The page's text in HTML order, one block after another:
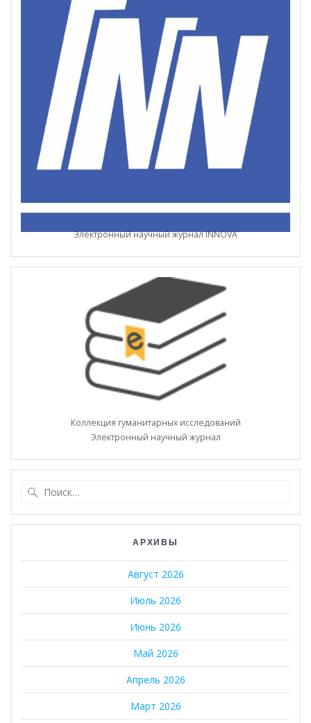
Электронный научный журнал INNOVA
Коллекция гуманитарных исследований
Электронный научный журнал
АРХИВЫ
Август 2026
Июль 2026
Июнь 2026
Май 2026
Апрель 2026
Март 2026